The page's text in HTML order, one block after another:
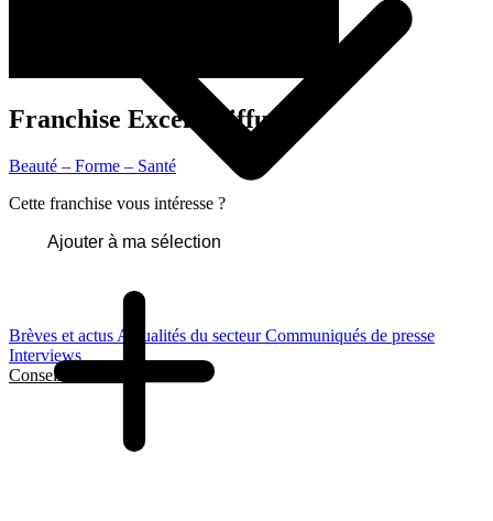
Brèves et actus Actualités du secteurCommuniqués de presse
Interviews
Conseils et Guides
Franchise Excel Coiffure
Beauté – Forme – Santé
Cette franchise vous intéresse ?
Ajouter à ma sélection